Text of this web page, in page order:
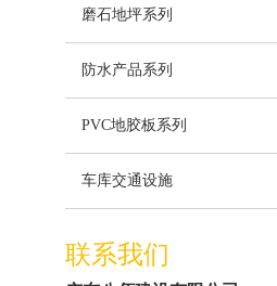
磨石地坪系列
防水产品系列
PVC地胶板系列
车库交通设施
联系我们